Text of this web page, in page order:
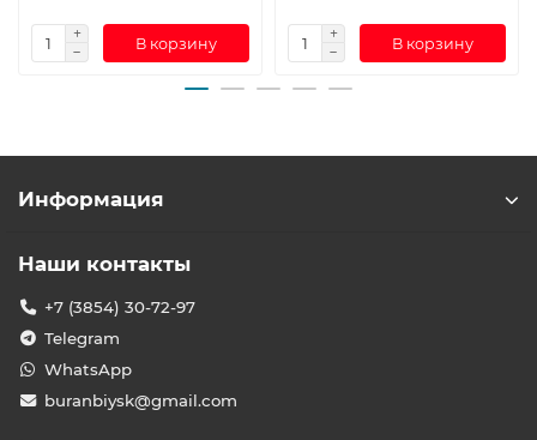
В корзину В корзину
Информация
Наши контакты
+7 (3854) 30-72-97
Telegram
WhatsApp
buranbiysk@gmail.com